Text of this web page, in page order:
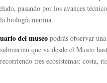
pasando por los avances
biología marina.
del museo podrás observar
que va desde el Museo
tres ecosistemas: costa,